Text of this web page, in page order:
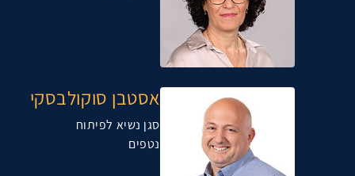
אסטבן סוקולבסקי
סגן נשיא לפיתוח
נטפים